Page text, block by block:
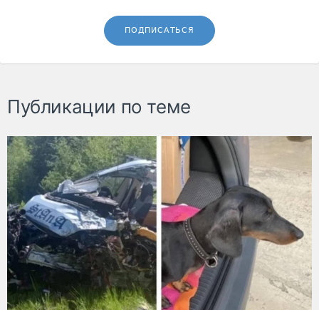
ПОДПИСАТЬСЯ
Публикации по теме